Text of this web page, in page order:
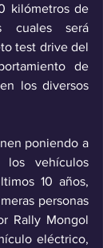
kilómetros de
cuales será
test drive del
de
los diversos
poniendo a
vehículos
10 años,
personas
Rally Mongol
eléctrico,